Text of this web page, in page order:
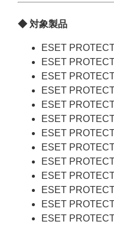
◆ 対象製品
ESET
ESET
ESET
ESET
ESET
ESET
ESET
ESET
ESET
ESET
ESET
ESET
ESET